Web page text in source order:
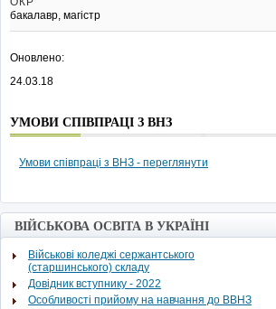
бакалавр, магістр
Оновлено:
24.03.18
УМОВИ СПІВПРАЦІ З ВНЗ
Умови співпраці з ВНЗ - переглянути
ВІЙСЬКОВА ОСВІТА В УКРАЇНІ
Військові коледжі сержантського
(старшинського) складу
Довідник вступнику - 2022
Особливості прийому на навчання до ВВНЗ